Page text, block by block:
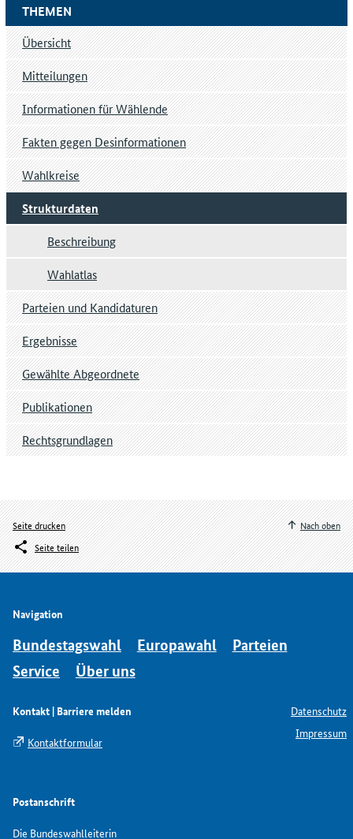
THEMEN
Übersicht
Mitteilungen
Informationen für Wählende
Fakten gegen Desinformationen
Wahlkreise
Strukturdaten
Beschreibung
Wahlatlas
Parteien und Kandidaturen
Ergebnisse
Gewählte Abgeordnete
Publikationen
Rechtsgrundlagen
Seite drucken
Seite teilen
Nach oben
Navigation
Bundestagswahl Europawahl
Parteien
Service
Über uns
Kontakt | Barriere melden
Kontaktformular
Postanschrift
Die Bundeswahlleiterin
Datenschutz
Impressum